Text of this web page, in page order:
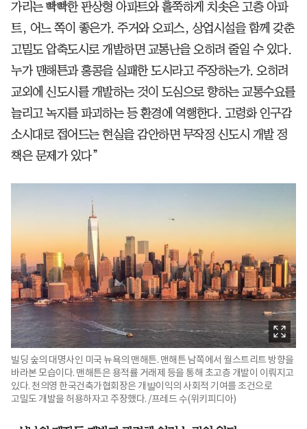
가리는 빡빡한 판상형 아파트와 홀쭉하게 치솟은 고층 아파
트, 어느 쪽이 좋은가. 주거와 오피스, 상업시설을 함께 갖춘
고밀도 압축도시로 개발하면 교통난을 오히려 줄일 수 있다.
누가 맨해튼과 홍콩을 실패한 도시라고 주장하는가. 오히려
교외에 신도시를 개발하는 것이 도심으로 향하는 교통수요를
늘리고 녹지를 파괴하는 등 환경에 역행한다. 고령화 인구감
소시대로 접어드는 현실을 감안하면 무작정 신도시 개발 정
책은 문제가 있다”
빌딩 숲의 대명사인 미국 뉴욕의 맨해튼. 맨해튼 남쪽에서 월스트리트 방향을
바라본 모습이다. 맨해튼은 용적률 거래제 등을 통해 초고층 개발이 이뤄지고
있다. 천의영 한국건축가협회장은 개뱔이익의 사회적 기여를 조건으로
고밀도 개발을 허용하자고 주장했다. /프레드 수(위키피디아)